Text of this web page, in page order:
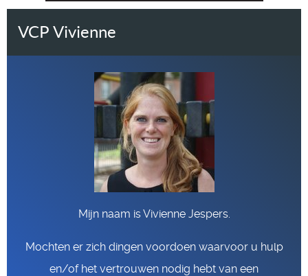
VCP Vivienne
Mijn naam is Vivienne Jespers.
Mochten er zich dingen voordoen waarvoor u hulp
en/of het vertrouwen nodig hebt van een